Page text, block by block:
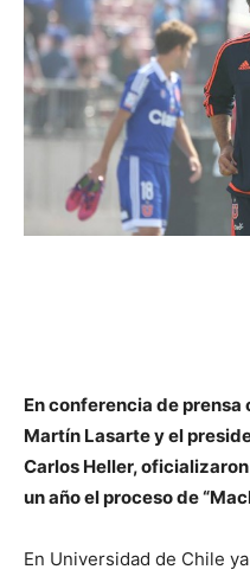
En conferencia de prensa
Martín Lasarte y el
Carlos Heller,
un año el proceso de
En Universidad de Chile